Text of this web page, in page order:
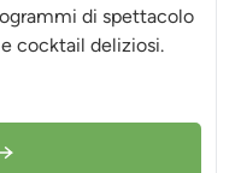
di spettacolo
cocktail deliziosi.